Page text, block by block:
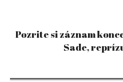
Pozrite si záznam
Sade,